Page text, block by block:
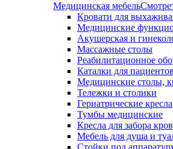
Медицинская мебель
Кровати для
Медицинские
Акушерская и
Массажные столы
Реабилитационное
Каталки для пациентов
Медицинские столы,
Тележки и столики
Гериатрические кресла
Тумбы медицинские
Кресла для забора
Мебель для душа и
Стойки под